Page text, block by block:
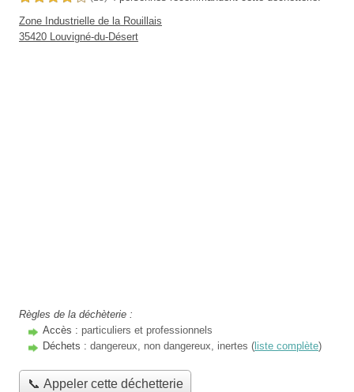
Zone Industrielle de la Rouillais
35420 Louvigné-du-Désert
Règles de la déchèterie :
Accès : particuliers et professionnels
Déchets : dangereux, non dangereux, inertes ( liste complète)
📞 Appeler cette déchetterie